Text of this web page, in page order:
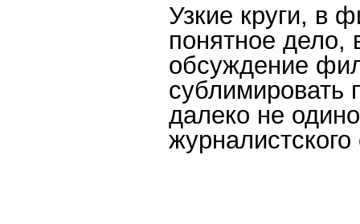
Узкие круги, в
понятное дело,
обсуждение
сублимировать
далеко не